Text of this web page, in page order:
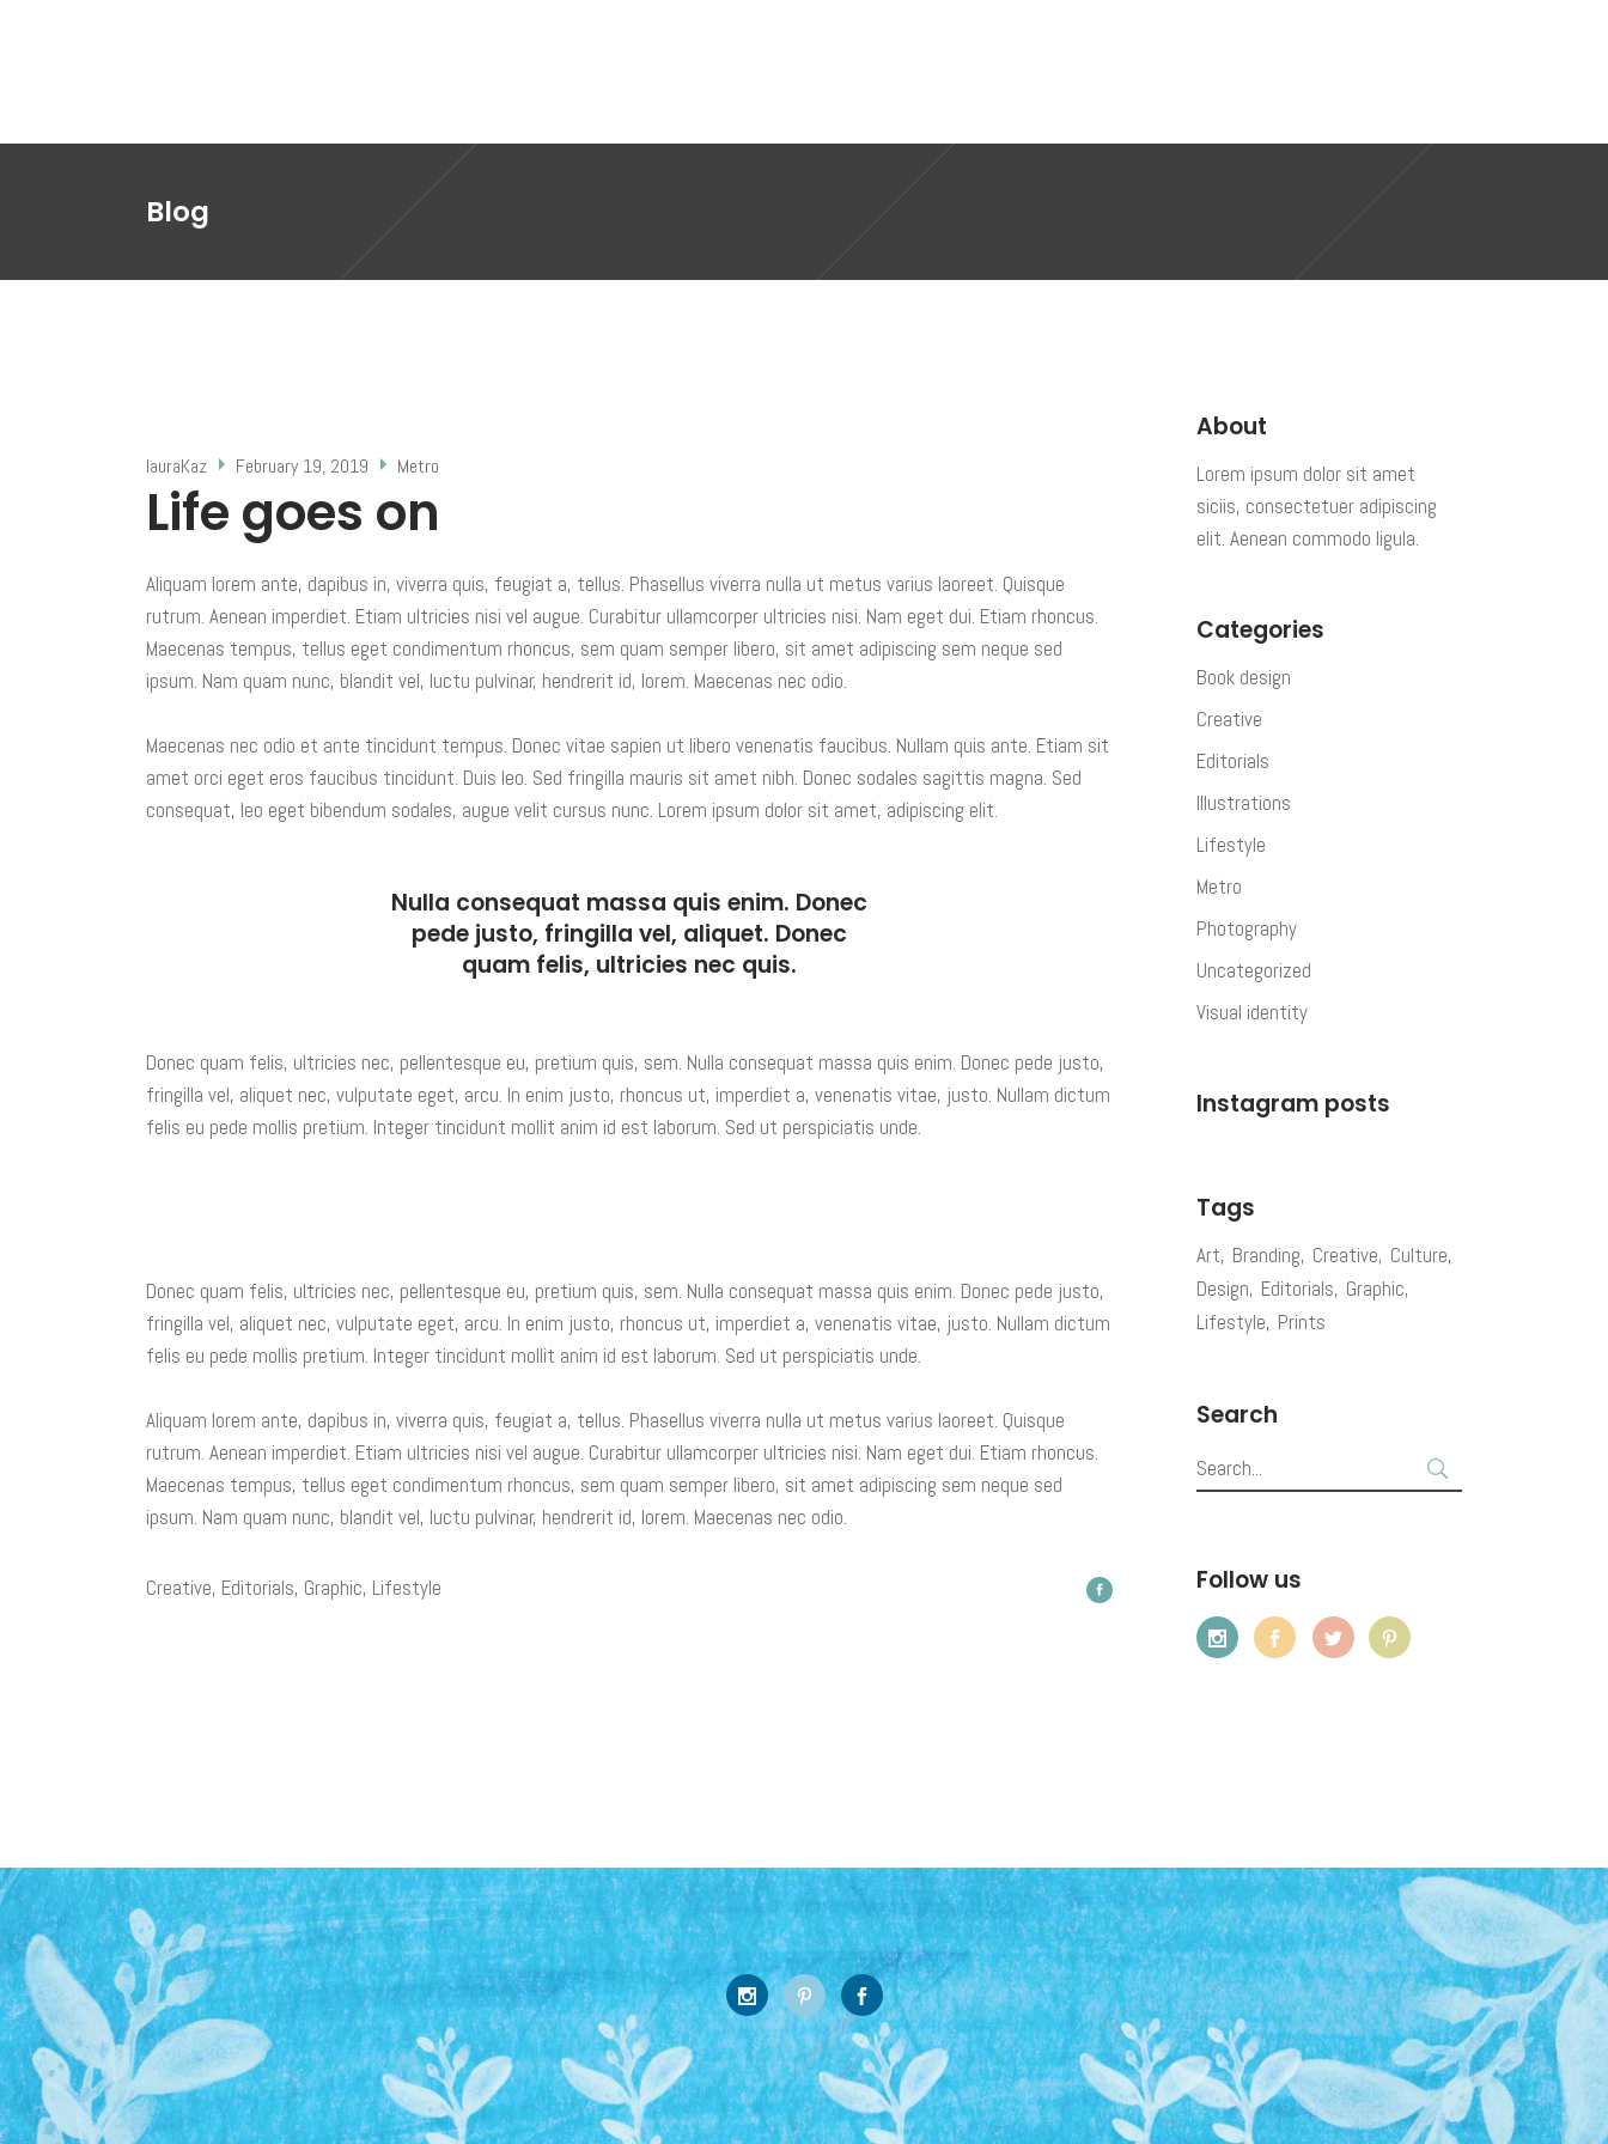
Blog
lauraKaz February 19, 2019 Metro
Life goes on
Aliquam lorem ante, dapibus in, viverra quis, feugiat a, tellus. Phasellus viverra nulla ut metus varius laoreet. Quisque
rutrum. Aenean imperdiet. Etiam ultricies nisi vel augue. Curabitur ullamcorper ultricies nisi. Nam eget dui. Etiam rhoncus.
Maecenas tempus, tellus eget condimentum rhoncus, sem quam semper libero, sit amet adipiscing sem neque sed
ipsum. Nam quam nunc, blandit vel, luctu pulvinar, hendrerit id, lorem. Maecenas nec odio.
Maecenas nec odio et ante tincidunt tempus. Donec vitae sapien ut libero venenatis faucibus. Nullam quis ante. Etiam sit
amet orci eget eros faucibus tincidunt. Duis leo. Sed fringilla mauris sit amet nibh. Donec sodales sagittis magna. Sed
consequat, leo eget bibendum sodales, augue velit cursus nunc. Lorem ipsum dolor sit amet, adipiscing elit.
Nulla consequat massa quis enim. Donec
pede justo, fringilla vel, aliquet. Donec
quam felis, ultricies nec quis.
Donec quam felis, ultricies nec, pellentesque eu, pretium quis, sem. Nulla consequat massa quis enim. Donec pede justo,
fringilla vel, aliquet nec, vulputate eget, arcu. In enim justo, rhoncus ut, imperdiet a, venenatis vitae, justo. Nullam dictum
felis eu pede mollis pretium. Integer tincidunt mollit anim id est laborum. Sed ut perspiciatis unde.
Donec quam felis, ultricies nec, pellentesque eu, pretium quis, sem. Nulla consequat massa quis enim. Donec pede justo,
fringilla vel, aliquet nec, vulputate eget, arcu. In enim justo, rhoncus ut, imperdiet a, venenatis vitae, justo. Nullam dictum
felis eu pede mollis pretium. Integer tincidunt mollit anim id est laborum. Sed ut perspiciatis unde.
Aliquam lorem ante, dapibus in, viverra quis, feugiat a, tellus. Phasellus viverra nulla ut metus varius laoreet. Quisque
rutrum. Aenean imperdiet. Etiam ultricies nisi vel augue. Curabitur ullamcorper ultricies nisi. Nam eget dui. Etiam rhoncus.
Maecenas tempus, tellus eget condimentum rhoncus, sem quam semper libero, sit amet adipiscing sem neque sed
ipsum. Nam quam nunc, blandit vel, luctu pulvinar, hendrerit id, lorem. Maecenas nec odio.
Creative, Editorials, Graphic, Lifestyle
About
Lorem ipsum dolor sit amet
siciis, consectetuer adipiscing
elit. Aenean commodo ligula.
Categories
Book design
Creative
Editorials
Illustrations
Lifestyle
Metro
Photography
Uncategorized
Visual identity
Instagram posts
Tags
Art Branding Creative Culture
Design Editorials Graphic
Lifestyle Prints
Search
Search
for:
Follow us